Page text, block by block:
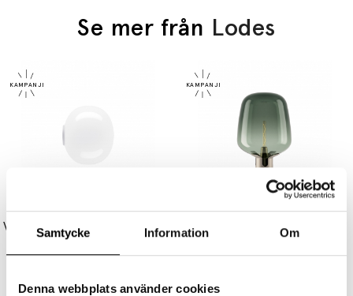
Samtycke Information Om
Denna webbplats använder cookies
Se mer från Lodes
Volum Mirror Tak/Vägg Ø42cm Glossy White Spegelmontering IP54